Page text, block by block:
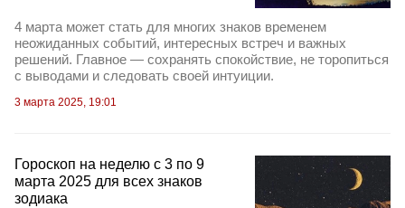
4 марта может стать для многих знаков временем
неожиданных событий, интересных встреч и важных
решений. Главное — сохранять спокойствие, не торопиться
с выводами и следовать своей интуиции.
3 марта 2025, 19:01
Гороскоп на неделю с 3 по 9
марта 2025 для всех знаков
зодиака